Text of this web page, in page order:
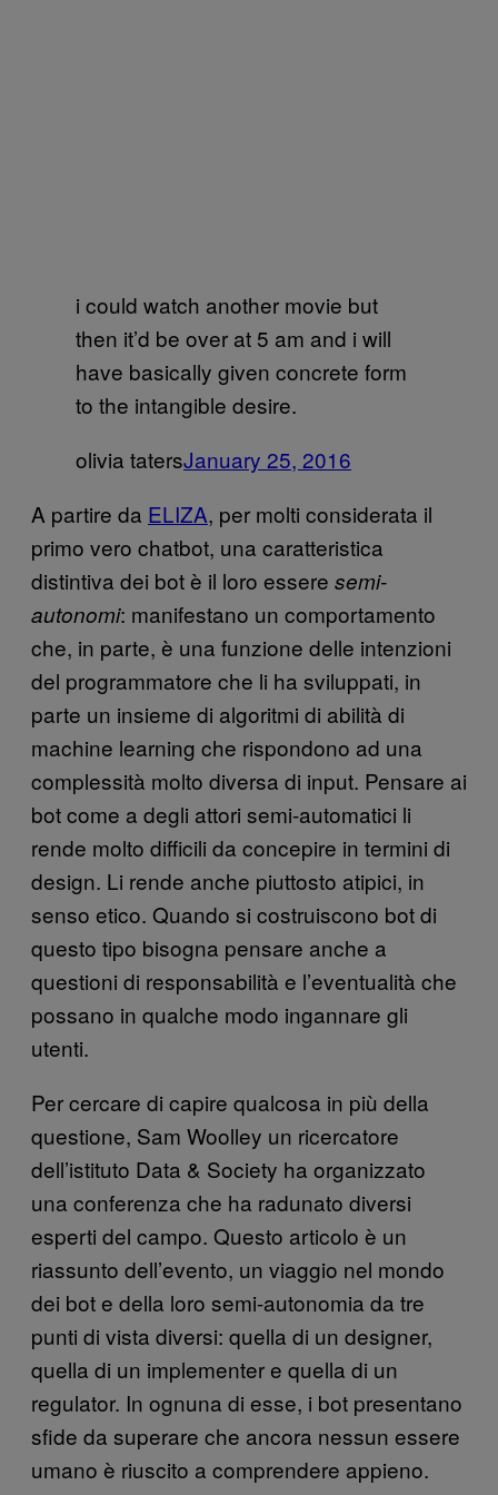
i could watch another movie but
then it’d be over at 5 am and i will
have basically given concrete form
to the intangible desire.
olivia tatersJanuary 25, 2016
A partire da ELIZA, per molti considerata il
primo vero chatbot, una caratteristica
distintiva dei bot è il loro essere semi-
autonomi: manifestano un comportamento
che, in parte, è una funzione delle intenzioni
del programmatore che li ha sviluppati, in
parte un insieme di algoritmi di abilità di
machine learning che rispondono ad una
complessità molto diversa di input. Pensare ai
bot come a degli attori semi-automatici li
rende molto difficili da concepire in termini di
design. Li rende anche piuttosto atipici, in
senso etico. Quando si costruiscono bot di
questo tipo bisogna pensare anche a
questioni di responsabilità e l’eventualità che
possano in qualche modo ingannare gli
utenti.
Per cercare di capire qualcosa in più della
questione, Sam Woolley un ricercatore
dell’istituto Data & Society ha organizzato
una conferenza che ha radunato diversi
esperti del campo. Questo articolo è un
riassunto dell’evento, un viaggio nel mondo
dei bot e della loro semi-autonomia da tre
punti di vista diversi: quella di un designer,
quella di un implementer e quella di un
regulator. In ognuna di esse, i bot presentano
sfide da superare che ancora nessun essere
umano è riuscito a comprendere appieno.